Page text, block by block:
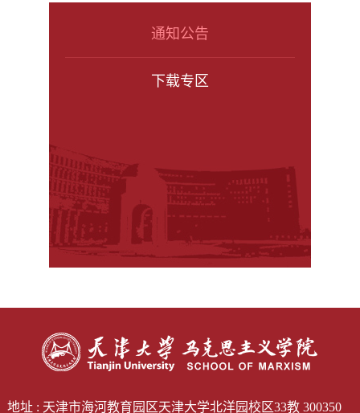
通知公告
下载专区
地址 : 天津市海河教育园区天津大学北洋园校区33教 300350